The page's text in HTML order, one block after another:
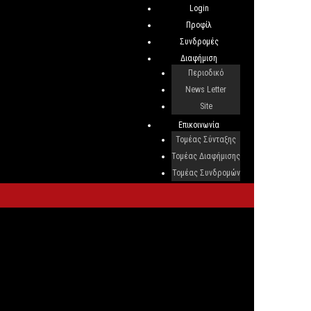
Login
Προφίλ
Συνδρομές
Διαφήμιση
Περιοδικό
News Letter
Site
Επικοινωνία
Τομέας Σύνταξης
Τομέας Διαφήμισης
Τομέας Συνδρομών